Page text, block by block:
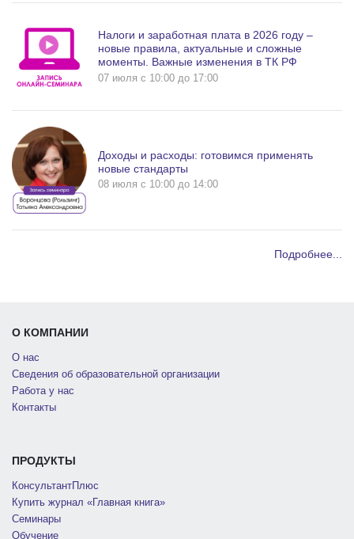
Налоги и заработная плата в 2026 году –
новые правила, актуальные и сложные
моменты. Важные изменения в ТК РФ
07 июля c 10:00 до 17:00
Доходы и расходы: готовимся применять
новые стандарты
08 июля c 10:00 до 14:00
Подробнее...
О КОМПАНИИ
О нас
Сведения об образовательной организации
Работа у нас
Контакты
ПРОДУКТЫ
КонсультантПлюс
Купить журнал «Главная книга»
Семинары
Обучение